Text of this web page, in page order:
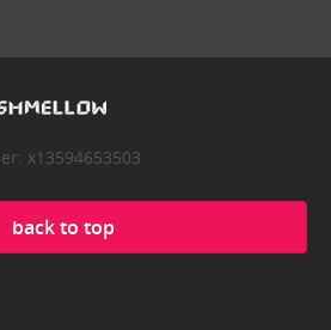
x13594653503
back to top